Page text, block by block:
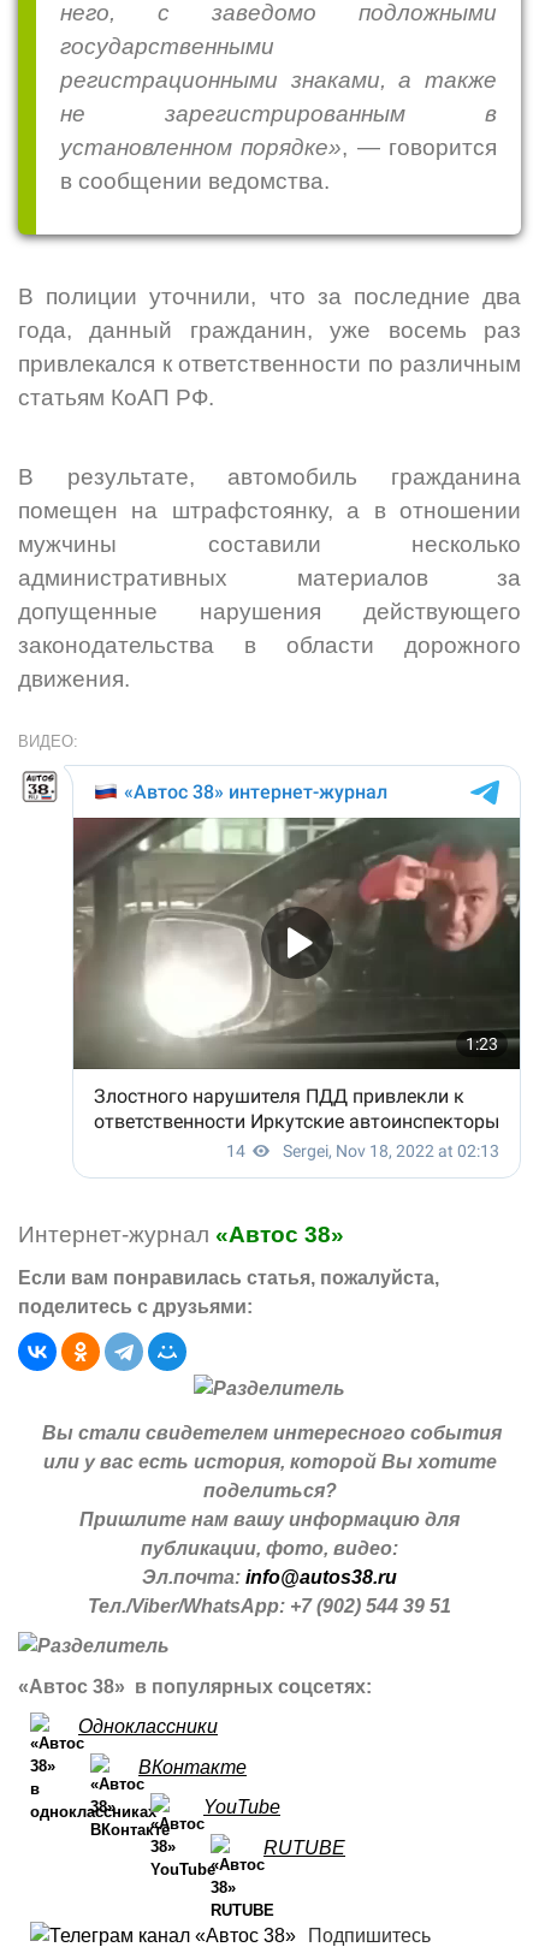
него, с заведомо подложными
государственными
регистрационными знаками, а также
не зарегистрированным в
установленном порядке», — говорится
в сообщении ведомства.
В полиции уточнили, что за последние два
года, данный гражданин, уже восемь раз
привлекался к ответственности по различным
статьям КоАП РФ.
В результате, автомобиль гражданина
помещен на штрафстоянку, а в отношении
мужчины составили несколько
административных материалов за
допущенные нарушения действующего
законодательства в области дорожного
движения.
ВИДЕО:
Интернет-журнал «Автос 38»
Если вам понравилась статья, пожалуйста,
поделитесь с друзьями:
Вы стали свидетелем интересного события
или у вас есть история, которой Вы хотите
поделиться?
Пришлите нам вашу информацию для
публикации, фото, видео:
Эл.почта: info@autos38.ru
Тел./Viber/WhatsApp: +7 (902) 544 39 51
«Автос 38» в популярных соцсетях:
Одноклассники
ВКонтакте
YouTube
RUTUBE
Подпишитесь